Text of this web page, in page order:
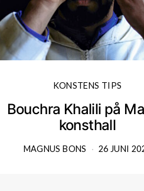
KONSTENS TIPS
Bouchra Khalili på
konsthall
MAGNUS BONS 26 JUNI